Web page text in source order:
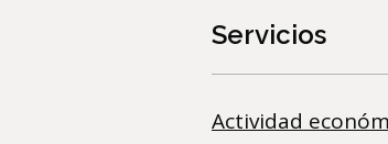
Servicios
Actividad